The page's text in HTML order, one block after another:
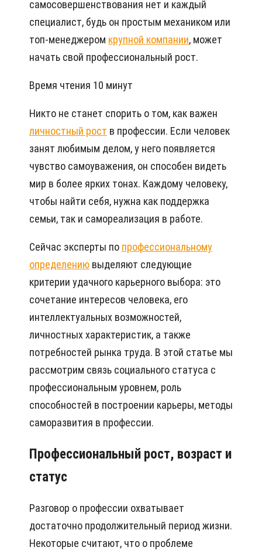
самосовершенствования нет и каждый
специалист, будь он простым механиком или
топ-менеджером крупной компании, может
начать свой профессиональный рост.
Время чтения 10 минут
Никто не станет спорить о том, как важен
личностный рост в профессии. Если человек
занят любимым делом, у него появляется
чувство самоуважения, он способен видеть
мир в более ярких тонах. Каждому человеку,
чтобы найти себя, нужна как поддержка
семьи, так и самореализация в работе.
Сейчас эксперты по профессиональному
определению выделяют следующие
критерии удачного карьерного выбора: это
сочетание интересов человека, его
интеллектуальных возможностей,
личностных характеристик, а также
потребностей рынка труда. В этой статье мы
рассмотрим связь социального статуса с
профессиональным уровнем, роль
способностей в построении карьеры, методы
саморазвития в профессии.
Профессиональный рост, возраст и
статус
Разговор о профессии охватывает
достаточно продолжительный период жизни.
Некоторые считают, что о проблеме